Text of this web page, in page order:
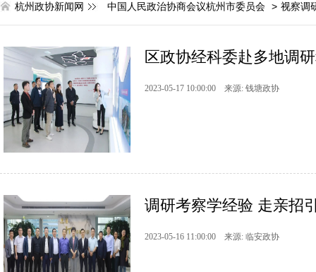
杭州政协新闻网 中国人民政治协商会议杭州市委员会 > 视察调
区政协经科委赴多地调
2023-05-17 10:00:00 来源: 钱塘政协
调研考察学经验 走亲招
2023-05-16 11:00:00 来源: 临安政协